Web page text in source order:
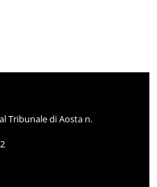
Tribunale di Aosta n.